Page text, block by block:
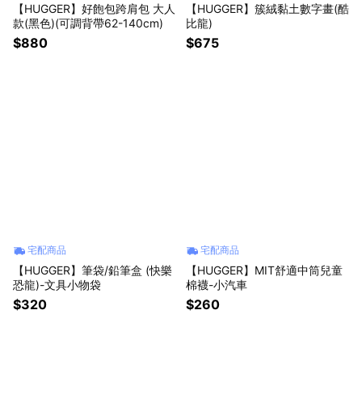
【HUGGER】好飽包跨肩包 大人
款(黑色)(可調背帶62-140cm)
$880
【HUGGER】簇絨黏土數字畫(酷
比龍)
$675
宅配商品
【HUGGER】筆袋/鉛筆盒 (快樂
恐龍)-文具小物袋
$320
宅配商品
【HUGGER】MIT舒適中筒兒童
棉襪-小汽車
$260